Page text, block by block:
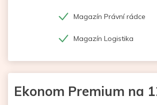
Magazín Právní rádce
Magazín Logistika
Ekonom Premium na